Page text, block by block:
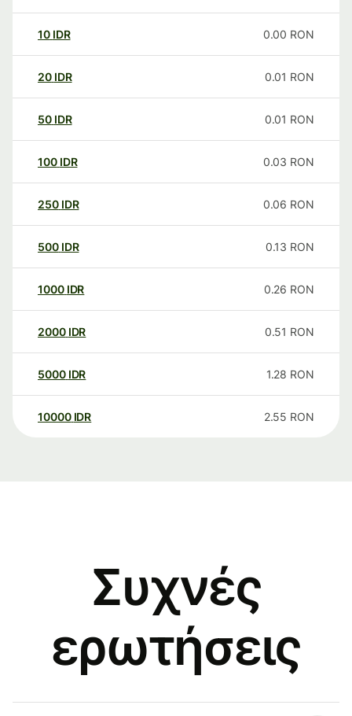
10 IDR 0.00 RON
20 IDR 0.01 RON
50 IDR 0.01 RON
100 IDR 0.03 RON
250 IDR 0.06 RON
500 IDR 0.13 RON
1000 IDR 0.26 RON
2000 IDR 0.51 RON
5000 IDR 1.28 RON
10000 IDR 2.55 RON
Συχνές
ερωτήσεις